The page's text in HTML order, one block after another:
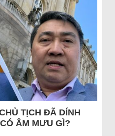
TỊCH ĐÃ DÍNH
ÂM MƯU GÌ?